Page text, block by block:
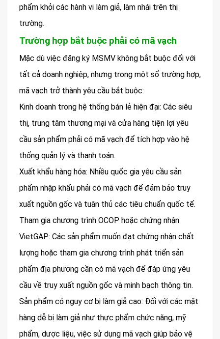
phẩm khỏi các hành vi làm giả, làm nhái trên thị
trường.
Trường hợp bắt buộc phải có mã vạch
Mặc dù việc đăng ký MSMV không bắt buộc đối với
tất cả doanh nghiệp, nhưng trong một số trường hợp,
mã vạch trở thành yêu cầu bắt buộc:
Kinh doanh trong hệ thống bán lẻ hiện đại: Các siêu
thị, trung tâm thương mại và cửa hàng tiện lợi yêu
cầu sản phẩm phải có mã vạch để tích hợp vào hệ
thống quản lý và thanh toán.
Xuất khẩu hàng hóa: Nhiều quốc gia yêu cầu sản
phẩm nhập khẩu phải có mã vạch để đảm bảo truy
xuất nguồn gốc và tuân thủ các tiêu chuẩn quốc tế.
Tham gia chương trình OCOP hoặc chứng nhận
VietGAP: Các sản phẩm muốn đạt chứng nhận chất
lượng hoặc tham gia chương trình phát triển sản
phẩm địa phương cần có mã vạch để đáp ứng yêu
cầu về truy xuất nguồn gốc và minh bạch thông tin.
Sản phẩm có nguy cơ bị làm giả cao: Đối với các mặt
hàng dễ bị làm giả như thực phẩm chức năng, mỹ
phẩm, dược liệu, việc sử dụng mã vạch giúp bảo vệ